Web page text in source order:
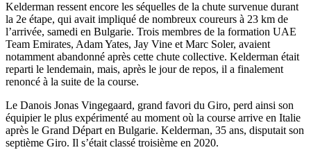
Kelderman ressent encore les séquelles de la chute survenue durant
la 2e étape, qui avait impliqué de nombreux coureurs à 23 km de
l’arrivée, samedi en Bulgarie. Trois membres de la formation UAE
Team Emirates, Adam Yates, Jay Vine et Marc Soler, avaient
notamment abandonné après cette chute collective. Kelderman était
reparti le lendemain, mais, après le jour de repos, il a finalement
renoncé à la suite de la course.
Le Danois Jonas Vingegaard, grand favori du Giro, perd ainsi son
équipier le plus expérimenté au moment où la course arrive en Italie
après le Grand Départ en Bulgarie. Kelderman, 35 ans, disputait son
septième Giro. Il s’était classé troisième en 2020.